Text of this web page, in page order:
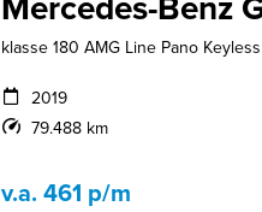
klasse 180 AMG Line Pano
2019
79.488 km
v.a. 461 p/m